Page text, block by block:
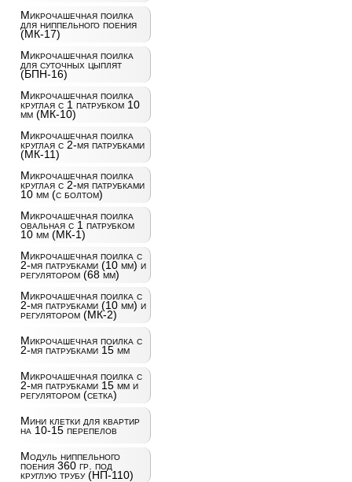
Микрочашечная поилка
для ниппельного поения
(МК-17)
Микрочашечная поилка
для суточных цыплят
(БПН-16)
Микрочашечная поилка
круглая с 1 патрубком 10
мм (МК-10)
Микрочашечная поилка
круглая с 2-мя патрубками
(МК-11)
Микрочашечная поилка
круглая с 2-мя патрубками
10 мм (с болтом)
Микрочашечная поилка
овальная с 1 патрубком
10 мм (МК-1)
Микрочашечная поилка с
2-мя патрубками (10 мм) и
регулятором (68 мм)
Микрочашечная поилка с
2-мя патрубками (10 мм) и
регулятором (МК-2)
Микрочашечная поилка с
2-мя патрубками 15 мм
Микрочашечная поилка с
2-мя патрубками 15 мм и
регулятором (сетка)
Мини клетки для квартир
на 10-15 перепелов
Модуль ниппельного
поения 360 гр. под
круглую трубу (НП-110)